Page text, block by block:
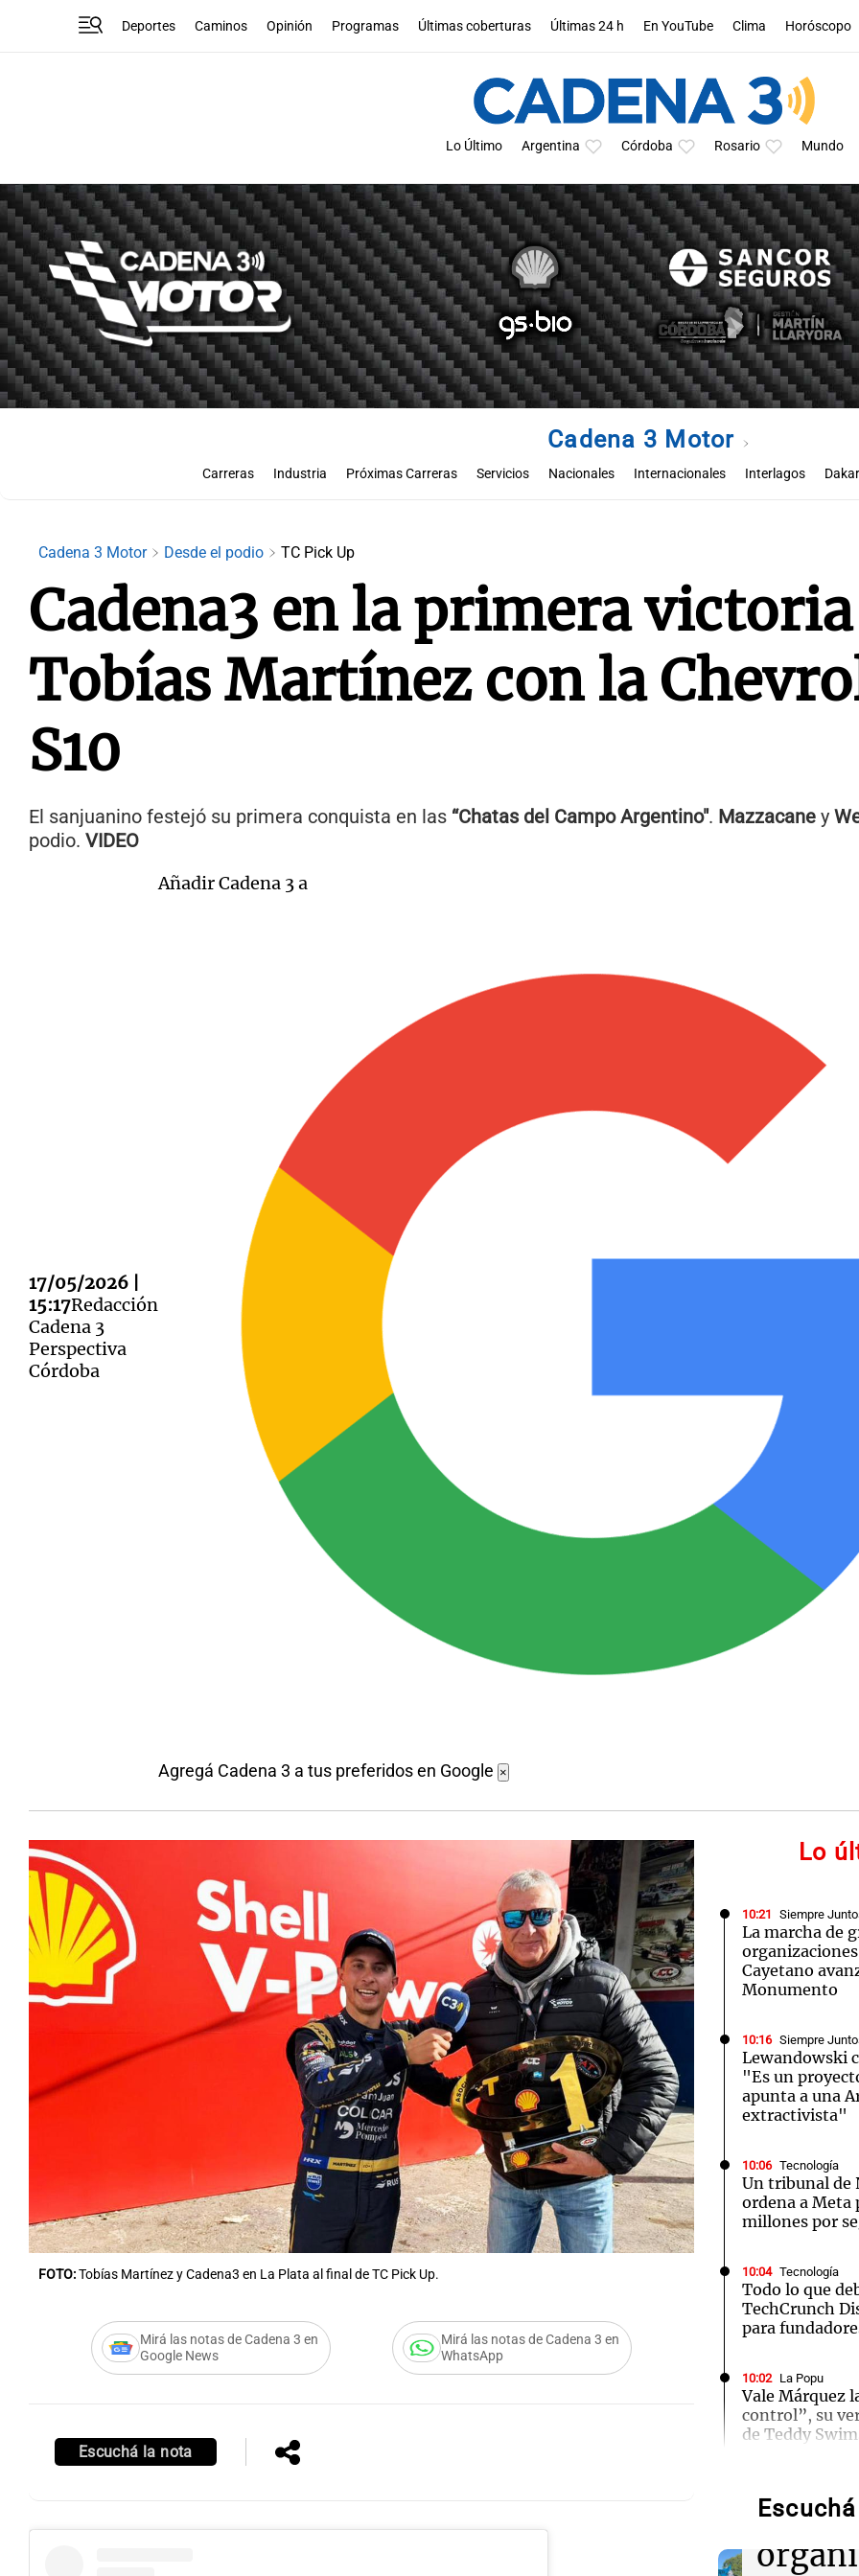
Deportes Caminos Opinión Programas Últimas coberturas Últimas 24 h En YouTube Clima Horóscopo
Lo Último Argentina Córdoba Rosario Mundo
Cadena 3 Motor
Carreras Industria Próximas Carreras Servicios Nacionales Internacionales Interlagos
Cadena 3 Motor Desde el podio TC Pick Up
Cadena3 en la primera
Tobías Martínez con la
S10
El sanjuanino festejó su primera conquista en las “Chatas del Campo Argentino". Mazzacane y
podio. VIDEO
17/05/2026 |
15:17Redacción
Cadena 3
Perspectiva
Córdoba
Añadir Cadena 3 a
Agregá Cadena 3 a tus preferidos en Google ×
FOTO:Tobías Martínez y Cadena3 en La Plata al final de TC Pick Up.
Mirá las notas de Cadena 3 en
Google News
Mirá las notas de Cadena 3 en
WhatsApp
Escuchá la nota
Lo
10:21 Siempre
La marcha de
Cayetano
Monumento
10:16 Siempre
Lewandowski
"Es un
apunta a una
extractivista"
10:06 Tecnología
Un tribunal de
ordena a Meta
millones por
10:04 Tecnología
Todo lo que
TechCrunch
para
10:02 La Popu
Vale Márquez
control”, su
de Teddy
El Papa León
víctimas de
Audio.
La Sole en Cadena 3
Notas
Cadena 3 en